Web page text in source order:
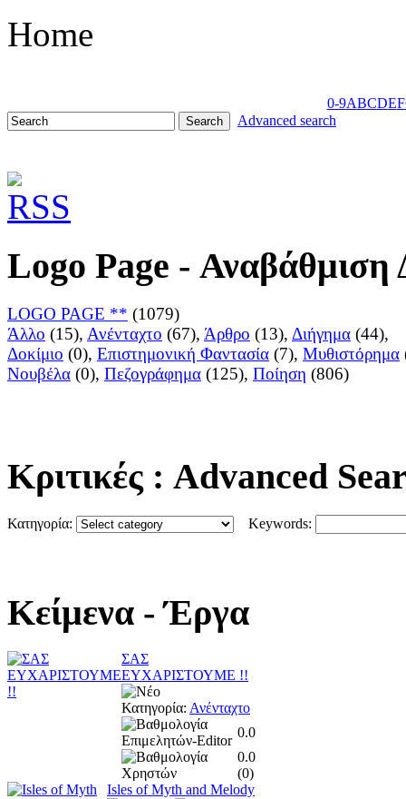
Home
0-9ABCDEF
Advanced search
Logo Page - Αναβάθμιση
LOGO PAGE ** (1079)
Άλλο (15), Ανένταχτο (67), Άρθρο (13), Διήγημα (44),
Δοκίμιο (0), Επιστημονική Φαντασία (7), Μυθιστόρημα
Νουβέλα (0), Πεζογράφημα (125), Ποίηση (806)
Κριτικές : Advanced
Κατηγορία: Keywords:
Κείμενα - Έργα
ΣΑΣ
ΕΥΧΑΡΙΣΤΟΥΜΕ !!
Κατηγορία: Ανένταχτο
0.0
0.0
(0)
Isles of Myth and Melody